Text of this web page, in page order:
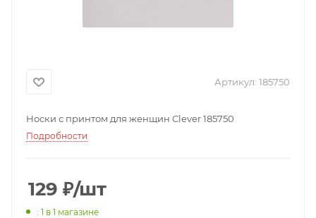
Артикул: 185750
Носки с принтом для женщин Clever 185750
Подробности
129 ₽/шт
: 1 в 1 магазине